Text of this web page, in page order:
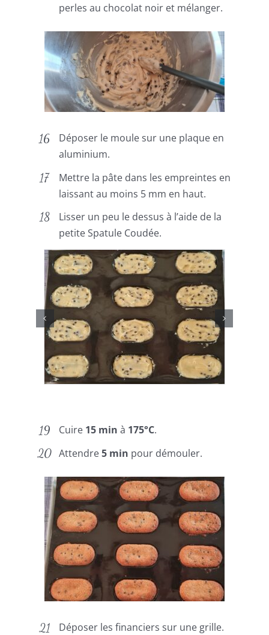
perles au chocolat noir et mélanger.
Déposer le moule sur une plaque en
aluminium.
Mettre la pâte dans les empreintes en
laissant au moins 5 mm en haut.
Lisser un peu le dessus à l’aide de la
petite Spatule Coudée.
Cuire 15 min à 175°C.
Attendre5 min pour démouler.
Déposer les financiers sur une grille.